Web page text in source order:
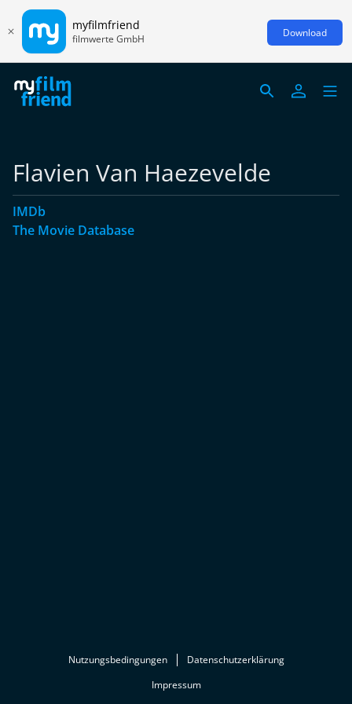
myfilmfriend
filmwerte GmbH Download
Flavien Van Haezevelde
IMDb
The Movie Database
Nutzungsbedingungen
Datenschutzerklärung
Impressum